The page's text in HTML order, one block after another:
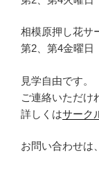
相模原押し花サ
第2、第4金曜
見学自由です。
ご連絡いただけ
詳しくはサーク
お問い合わせは、